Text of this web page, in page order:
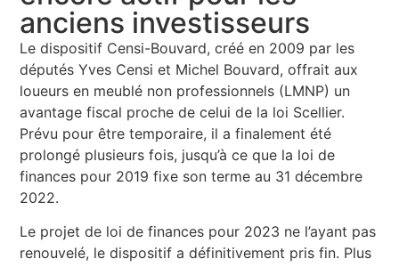
anciens investisseurs
Le dispositif Censi-Bouvard, créé en 2009 par les
députés Yves Censi et Michel Bouvard, offrait aux
loueurs en meublé non professionnels (LMNP) un
avantage fiscal proche de celui de la loi Scellier.
Prévu pour être temporaire, il a finalement été
prolongé plusieurs fois, jusqu’à ce que la loi de
finances pour 2019 fixe son terme au 31 décembre
2022.
Le projet de loi de finances pour 2023 ne l’ayant pas
renouvelé, le dispositif a définitivement pris fin. Plus